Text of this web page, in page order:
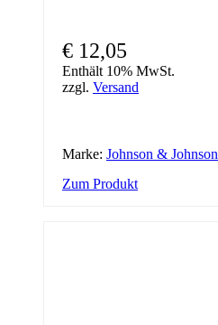
€ 12,05
Enthält 10% MwSt.
zzgl. Versand
Marke: Johnson & Johnson
Zum Produkt